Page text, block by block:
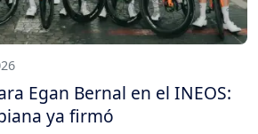
Egan Bernal en el INEOS:
ya firmó